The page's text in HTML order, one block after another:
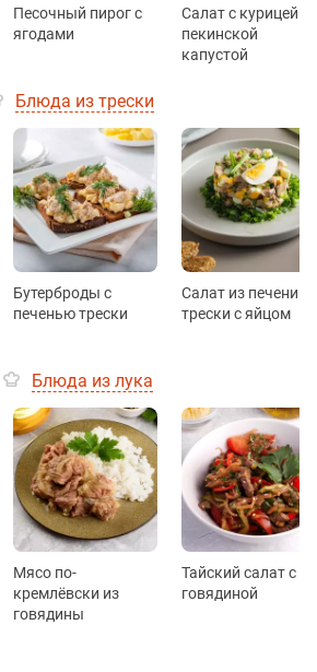
Песочный пирог с
ягодами
Салат с курицей и
пекинской
капустой
Блюда из трески
Бутерброды с
печенью трески
Салат из печени
трески с яйцом
Блюда из лука
Мясо по-
кремлёвски из
говядины
Тайский салат с
говядиной